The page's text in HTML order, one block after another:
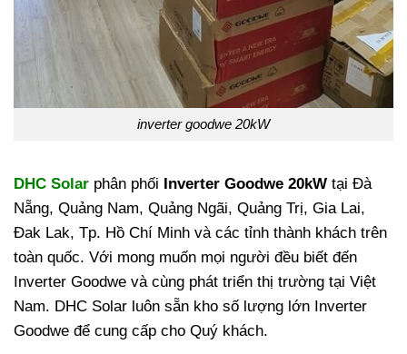
inverter goodwe 20kW
DHC Solar phân phối Inverter Goodwe 20kW tại Đà
Nẵng, Quảng Nam, Quảng Ngãi, Quảng Trị, Gia Lai,
Đak Lak, Tp. Hồ Chí Minh và các tỉnh thành khách trên
toàn quốc. Với mong muốn mọi người đều biết đến
Inverter Goodwe và cùng phát triển thị trường tại Việt
Nam. DHC Solar luôn sẵn kho số lượng lớn Inverter
Goodwe để cung cấp cho Quý khách.